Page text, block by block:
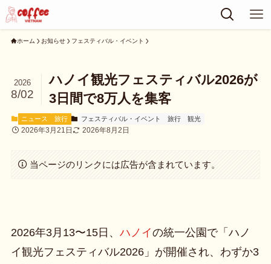
ホーム お知らせ フェスティバル・イベント
ハノイ観光フェスティバル2026が
3日間で8万人を集客
2026
8/02
ニュース 旅行 フェスティバル・イベント 旅行 観光
2026年3月21日 2026年8月2日
当ページのリンクには広告が含まれています。
2026年3月13〜15日、 ハノイの統一公園で「ハノ
イ観光フェスティバル2026」が開催され、わずか3